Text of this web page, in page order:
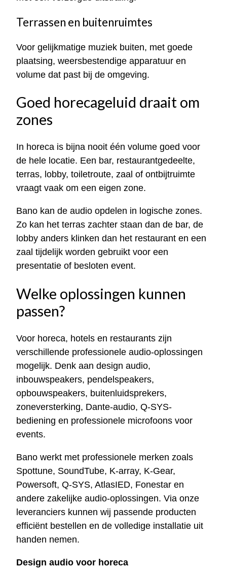
Terrassen en buitenruimtes
Voor gelijkmatige muziek buiten, met goede
plaatsing, weersbestendige apparatuur en
volume dat past bij de omgeving.
Goed horecageluid draait om
zones
In horeca is bijna nooit één volume goed voor
de hele locatie. Een bar, restaurantgedeelte,
terras, lobby, toiletroute, zaal of ontbijtruimte
vraagt vaak om een eigen zone.
Bano kan de audio opdelen in logische zones.
Zo kan het terras zachter staan dan de bar, de
lobby anders klinken dan het restaurant en een
zaal tijdelijk worden gebruikt voor een
presentatie of besloten event.
Welke oplossingen kunnen
passen?
Voor horeca, hotels en restaurants zijn
verschillende professionele audio-oplossingen
mogelijk. Denk aan design audio,
inbouwspeakers, pendelspeakers,
opbouwspeakers, buitenluidsprekers,
zoneversterking, Dante-audio, Q-SYS-
bediening en professionele microfoons voor
events.
Bano werkt met professionele merken zoals
Spottune, SoundTube, K-array, K-Gear,
Powersoft, Q-SYS, AtlasIED, Fonestar en
andere zakelijke audio-oplossingen. Via onze
leveranciers kunnen wij passende producten
efficiënt bestellen en de volledige installatie uit
handen nemen.
Design audio voor horeca